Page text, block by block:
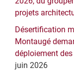
projets
Désertification
Montaugé
déploiement
juin 2026